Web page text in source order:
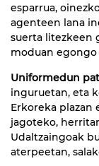
esparrua,
agenteen lana
suerta litezkeen
moduan egongo
Uniformedun
inguruetan, eta
Erkoreka plazan
jagoteko,
Udaltzaingoak
aterpeetan,